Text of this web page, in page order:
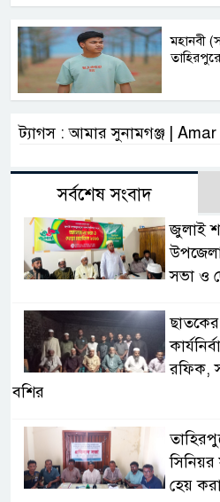
মহানবী
ট্যাগস : আমার সুনামগঞ্জ |
সর্বশেষ সংবাদ
জুলাই
সভা ও
ছাতকের
রফিক,
বশির
হেয়